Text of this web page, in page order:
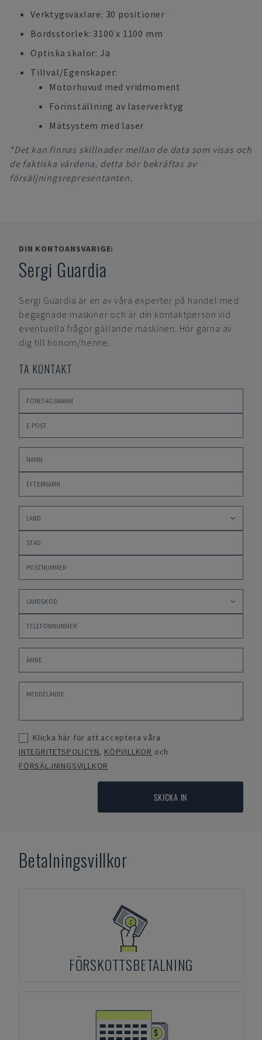
Verktygsväxlare: 30 positioner
Bordsstorlek: 3100 x 1100 mm
Optiska skalor: Ja
Tillval/Egenskaper:
Motorhuvud med vridmoment
Förinställning av laserverktyg
Mätsystem med laser
*Det kan finnas skillnader mellan de data som visas och
de faktiska värdena, detta bör bekräftas av
försäljningsrepresentanten.
DIN KONTOANSVARIGE:
Sergi Guardia
Sergi Guardia är en av våra experter på handel med
begagnade maskiner och är din kontaktperson vid
eventuella frågor gällande maskinen. Hör gärna av
dig till honom/henne.
TA KONTAKT
Klicka här för att acceptera våra
INTEGRITETSPOLICYN, KÖPVILLKOR och
FÖRSÄLJNINGSVILLKOR
SKICKA IN
Betalningsvillkor
FÖRSKOTTSBETALNING